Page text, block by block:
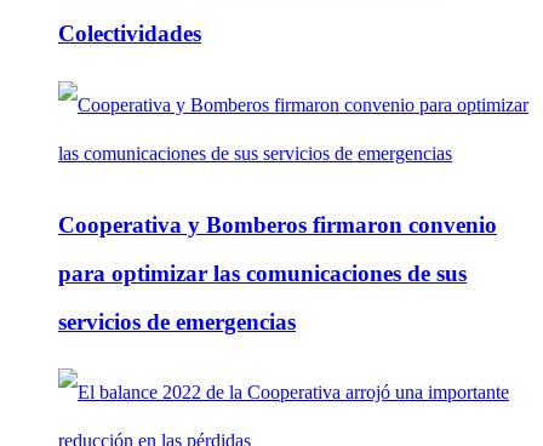
Colectividades
Cooperativa y Bomberos firmaron convenio
para optimizar las comunicaciones de sus
servicios de emergencias